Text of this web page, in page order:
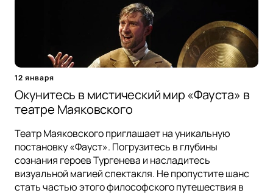
12 января
Окунитесь в мистический мир «Фауста» в
театре Маяковского
Театр Маяковского приглашает на уникальную
постановку «Фауст». Погрузитесь в глубины
сознания героев Тургенева и насладитесь
визуальной магией спектакля. Не пропустите шанс
стать частью этого философского путешествия в